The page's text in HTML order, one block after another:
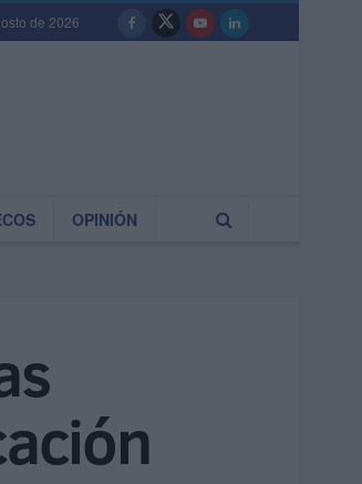
de 2026
OPINIÓN